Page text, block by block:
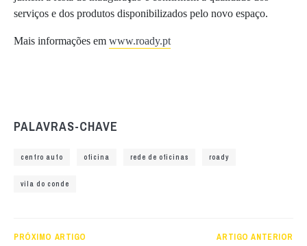
serviços e dos produtos disponibilizados pelo novo espaço.
Mais informações em www.roady.pt
PALAVRAS-CHAVE
centro auto oficina rede de oficinas roady
vila do conde
PRÓXIMO ARTIGO ARTIGO ANTERIOR